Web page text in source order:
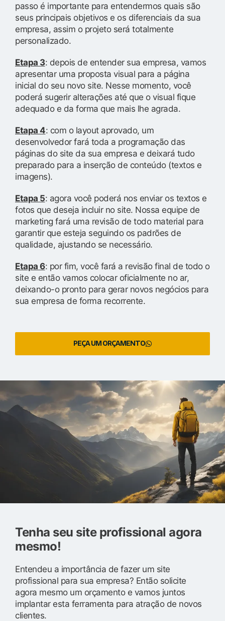
passo é importante para entendermos quais são
seus principais objetivos e os diferenciais da sua
empresa, assim o projeto será totalmente
personalizado.
Etapa 3: depois de entender sua empresa, vamos
apresentar uma proposta visual para a página
inicial do seu novo site. Nesse momento, você
poderá sugerir alterações até que o visual fique
adequado e da forma que mais lhe agrada.
Etapa 4: com o layout aprovado, um
desenvolvedor fará toda a programação das
páginas do site da sua empresa e deixará tudo
preparado para a inserção de conteúdo (textos e
imagens).
Etapa 5: agora você poderá nos enviar os textos e
fotos que deseja incluir no site. Nossa equipe de
marketing fará uma revisão de todo material para
garantir que esteja seguindo os padrões de
qualidade, ajustando se necessário.
Etapa 6: por fim, você fará a revisão final de todo o
site e então vamos colocar oficialmente no ar,
deixando-o pronto para gerar novos negócios para
sua empresa de forma recorrente.
PEÇA UM ORÇAMENTO
Tenha seu site profissional agora
mesmo!
Entendeu a importância de fazer um site
profissional para sua empresa? Então solicite
agora mesmo um orçamento e vamos juntos
implantar esta ferramenta para atração de novos
clientes.